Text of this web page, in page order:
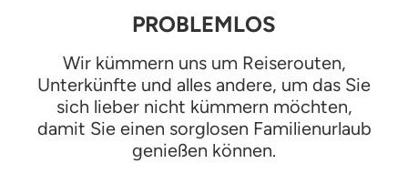
PROBLEMLOS
Wir kümmern uns um Reiserouten,
Unterkünfte und alles andere, um das Sie
sich lieber nicht kümmern möchten,
damit Sie einen sorglosen Familienurlaub
genießen können.